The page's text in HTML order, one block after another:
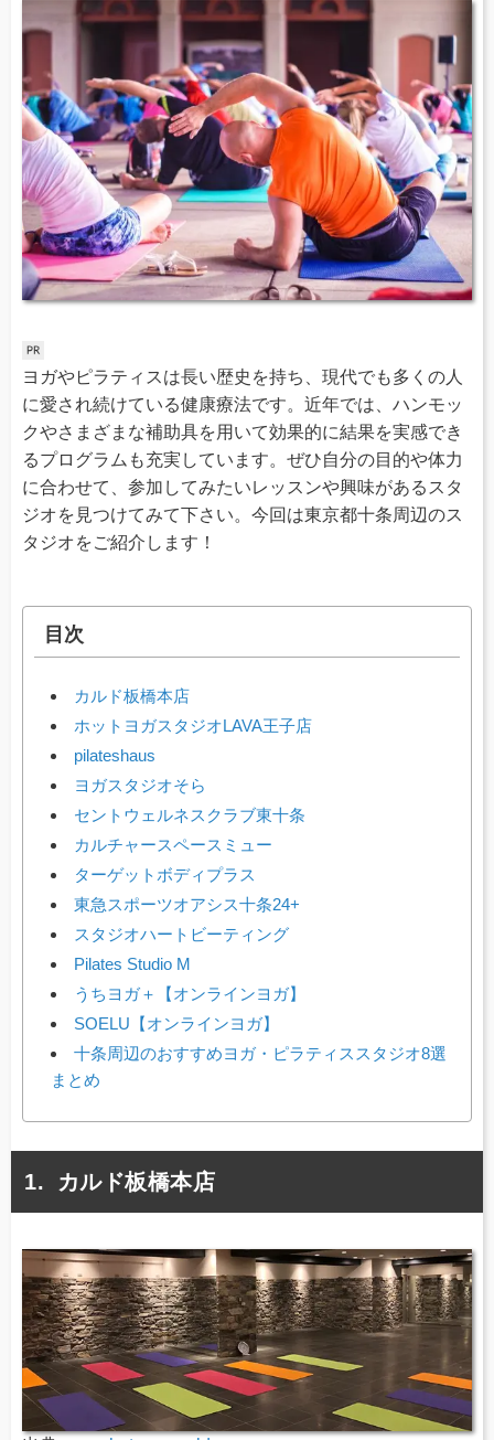
ヨガやピラティスは長い歴史を持ち、現代でも多くの人
に愛され続けている健康療法です。近年では、ハンモッ
クやさまざまな補助具を用いて効果的に結果を実感でき
るプログラムも充実しています。ぜひ自分の目的や体力
に合わせて、参加してみたいレッスンや興味があるスタ
ジオを見つけてみて下さい。今回は東京都十条周辺のス
タジオをご紹介します！
目次
カルド板橋本店
ホットヨガスタジオLAVA王子店
pilateshaus
ヨガスタジオそら
セントウェルネスクラブ東十条
カルチャースペースミュー
ターゲットボディプラス
東急スポーツオアシス十条24+
スタジオハートビーティング
Pilates Studio M
うちヨガ＋【オンラインヨガ】
SOELU【オンラインヨガ】
十条周辺のおすすめヨガ・ピラティススタジオ8選
まとめ
カルド板橋本店